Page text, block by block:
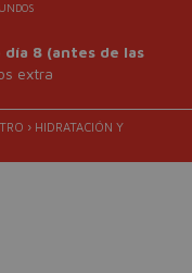
día 8 (antes de las
extra
› HIDRATACIÓN Y